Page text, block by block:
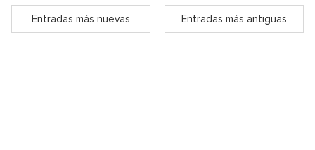
Entradas más nuevas Entradas más antiguas